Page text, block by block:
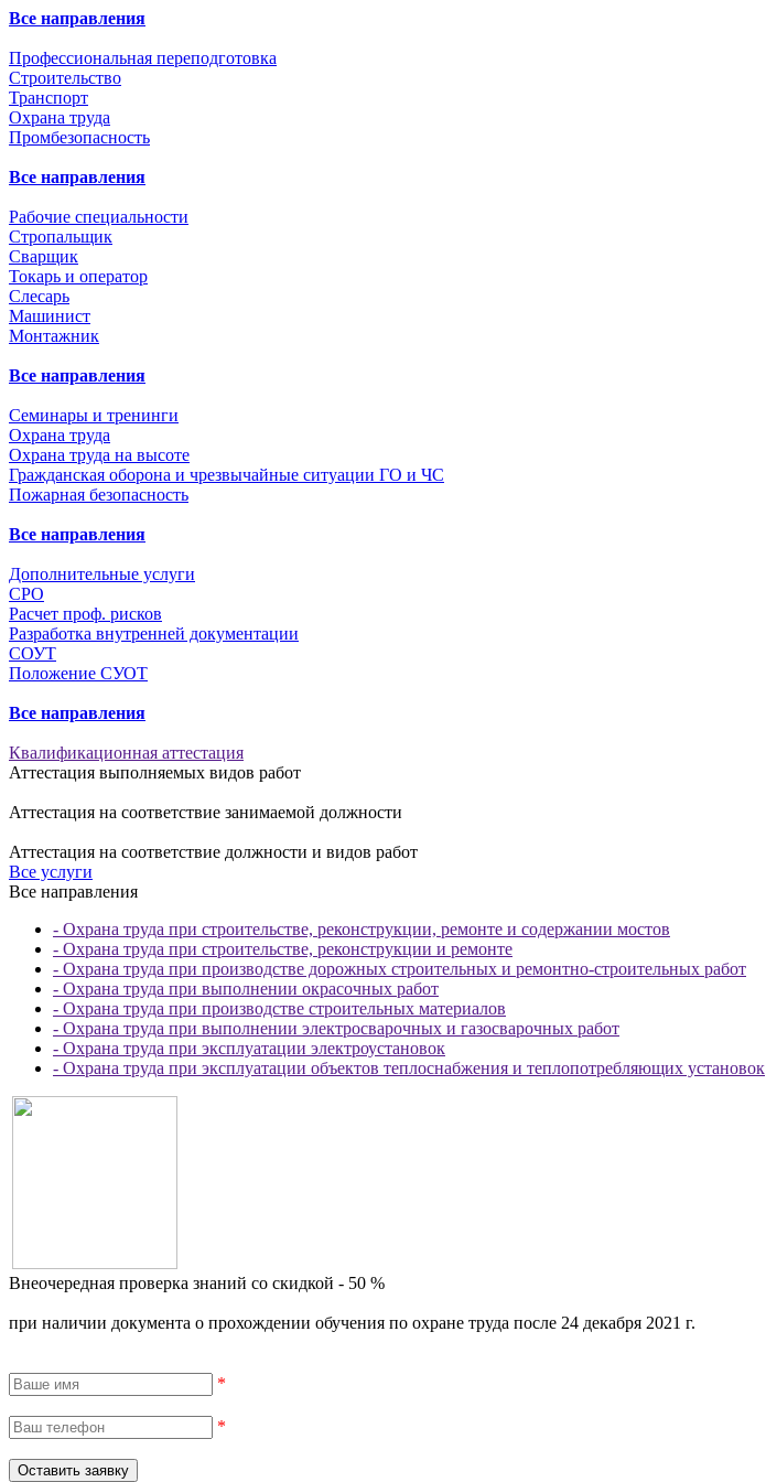
Все направления
Профессиональная переподготовка
Строительство
Транспорт
Охрана труда
Промбезопасность
Все направления
Рабочие специальности
Стропальщик
Сварщик
Токарь и оператор
Слесарь
Машинист
Монтажник
Все направления
Семинары и тренинги
Охрана труда
Охрана труда на высоте
Гражданская оборона и чрезвычайные ситуации ГО и ЧС
Пожарная безопасность
Все направления
Дополнительные услуги
СРО
Расчет проф. рисков
Разработка внутренней документации
СОУТ
Положение СУОТ
Все направления
Квалификационная аттестация
Аттестация выполняемых видов работ
Аттестация на соответствие занимаемой должности
Аттестация на соответствие должности и видов работ
Все услуги
Все направления
- Охрана труда при строительстве, реконструкции, ремонте и содержании мостов
- Охрана труда при строительстве, реконструкции и ремонте
- Охрана труда при производстве дорожных строительных и ремонтно-строительных работ
- Охрана труда при выполнении окрасочных работ
- Охрана труда при производстве строительных материалов
- Охрана труда при выполнении электросварочных и газосварочных работ
- Охрана труда при эксплуатации электроустановок
- Охрана труда при эксплуатации объектов теплоснабжения и теплопотребляющих установок
Внеочередная проверка знаний со скидкой - 50 %
при наличии документа о прохождении обучения по охране труда после 24 декабря 2021 г.
*
*